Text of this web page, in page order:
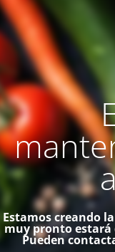
Estamos creando la
muy pronto estará
Pueden